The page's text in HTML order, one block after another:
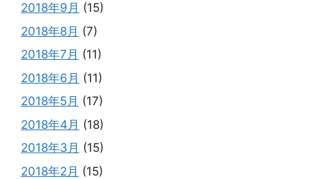
2018年9月 (15)
2018年8月 (7)
2018年7月 (11)
2018年6月 (11)
2018年5月 (17)
2018年4月 (18)
2018年3月 (15)
2018年2月 (15)